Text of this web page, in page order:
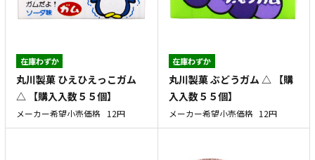
在庫わずか
丸川製菓 ひえひえっこガム
△ 【購入入数５５個】
メーカー希望小売価格 12円
在庫わずか
丸川製菓 ぶどうガム △ 【購
入入数５５個】
メーカー希望小売価格 12円